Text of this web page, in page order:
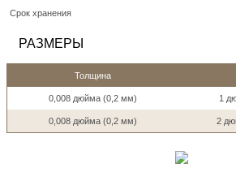
Срок хранения
РАЗМЕРЫ
Толщина
0,008 дюйма (0,2 мм) 1
0,008 дюйма (0,2 мм) 2